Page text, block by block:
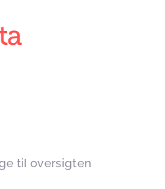
til oversigten